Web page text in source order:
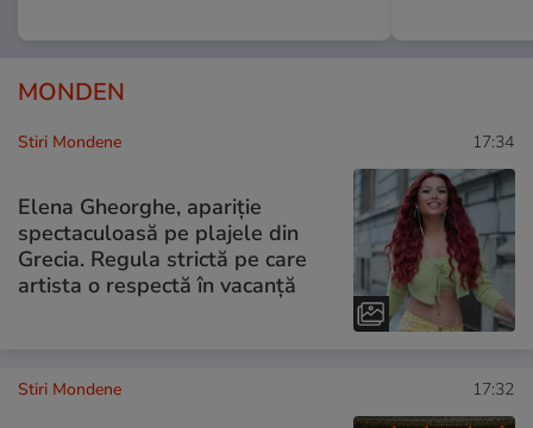
MONDEN
Stiri Mondene 17:34
Elena Gheorghe, apariție
spectaculoasă pe plajele din
Grecia. Regula strictă pe care
artista o respectă în vacanță
Stiri Mondene 17:32